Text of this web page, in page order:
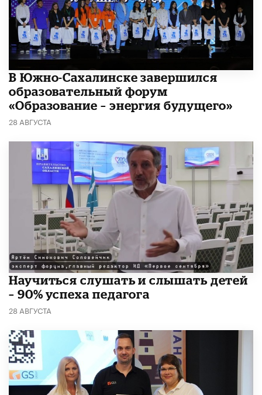
В Южно-Сахалинске завершился
образовательный форум
«Образование – энергия будущего»
28 АВГУСТА
Научиться слушать и слышать детей
– 90% успеха педагога
28 АВГУСТА